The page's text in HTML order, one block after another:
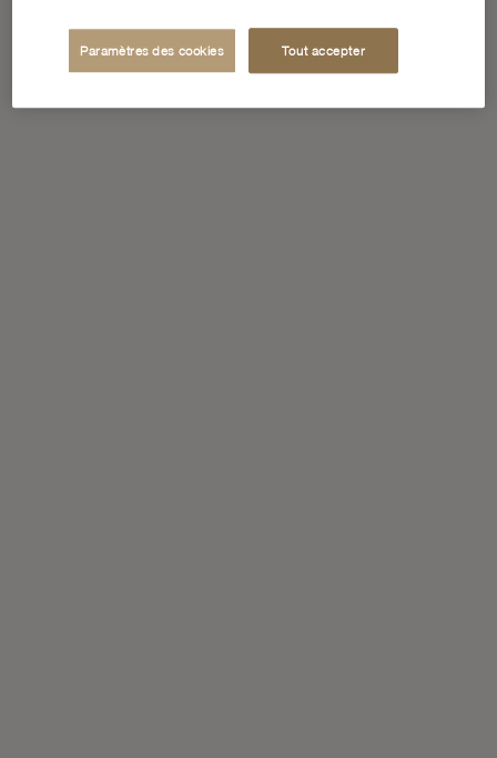
Paramètres des cookies Tout accepter